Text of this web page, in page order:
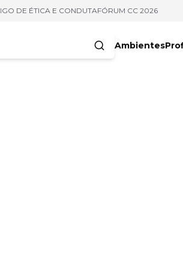
DE ÉTICA E CONDUTAFÓRUM CC 2026
Ambientes